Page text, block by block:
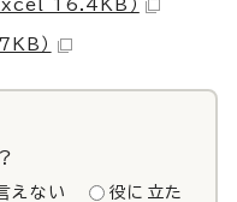
Excel 16.4KB）
）
えない
役に立た